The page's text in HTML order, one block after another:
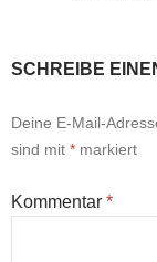
SCHREIBE
Deine E-Mail-
sind mit * markiert
Kommentar *